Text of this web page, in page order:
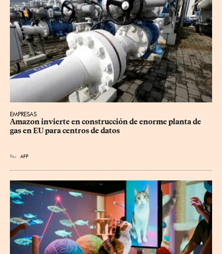
EMPRESAS
Amazon invierte en construcción de enorme planta de
gas en EU para centros de datos
Por AFP